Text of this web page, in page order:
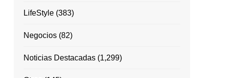
LifeStyle (383)
Negocios (82)
Noticias Destacadas (1,299)